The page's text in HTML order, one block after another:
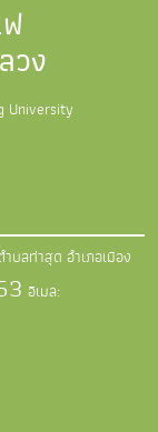
วง
University
บลท่าสุด อำเภอเมือง
อีเมล: